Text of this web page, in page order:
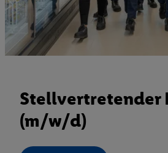
Stellvertretender
(m/w/d)